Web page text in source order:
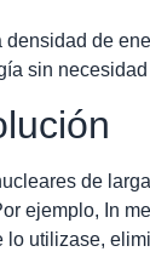
de
sin
de
ejemplo, In
utilizase,